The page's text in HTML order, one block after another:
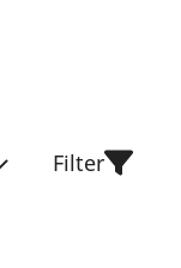
Filter